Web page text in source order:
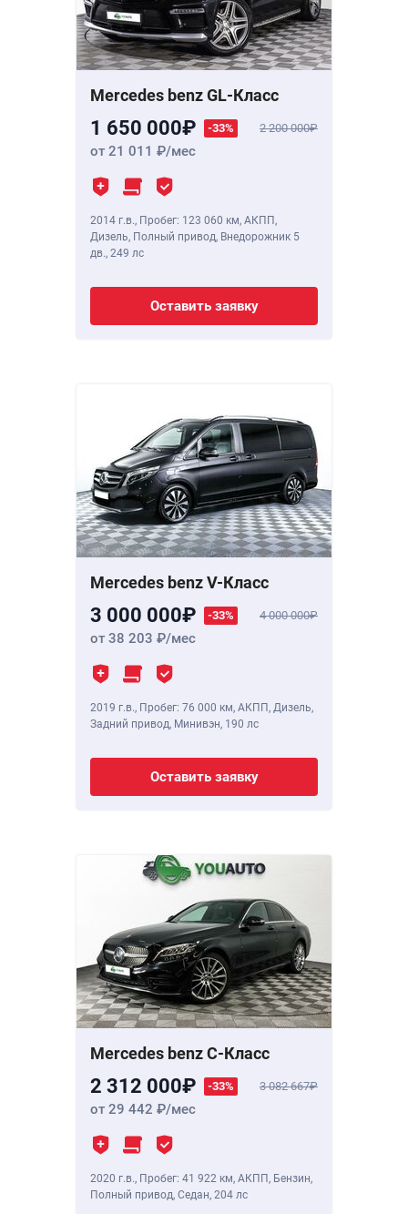
Mercedes benz GL-Класс
1 650 000 -33% 2 200 000
от 21 011 /мес
2014 г.в., Пробег: 123 060 км, АКПП,
Дизель, Полный привод, Внедорожник 5
дв., 249 лс
Оставить заявку
Mercedes benz V-Класс
3 000 000 -33% 4 000 000
от 38 203 /мес
2019 г.в., Пробег: 76 000 км, АКПП, Дизель,
Задний привод, Минивэн, 190 лс
Оставить заявку
Mercedes benz C-Класс
2 312 000 -33% 3 082 667
от 29 442 /мес
2020 г.в., Пробег: 41 922 км, АКПП, Бензин,
Полный привод, Седан, 204 лс